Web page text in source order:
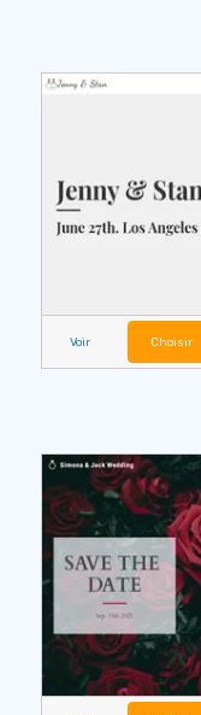
Voir Choisir